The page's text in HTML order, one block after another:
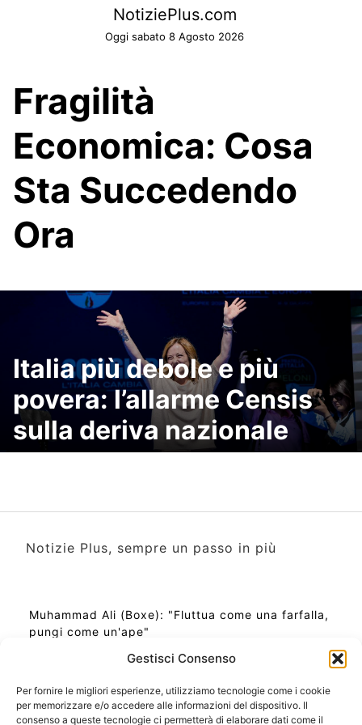
Gestisci Consenso
Per fornire le migliori esperienze, utilizziamo tecnologie come i cookie
per memorizzare e/o accedere alle informazioni del dispositivo. Il
consenso a queste tecnologie ci permetterà di elaborare dati come il
NotiziePlus.com
Oggi sabato 8 Agosto 2026
Fragilità
Economica: Cosa
Sta Succedendo
Ora
Italia più debole e più
povera: l’allarme Censis
sulla deriva nazionale
Notizie Plus, sempre un passo in più
Muhammad Ali (Boxe): "Fluttua come una farfalla,
pungi come un'ape"
Ora Esatta in Italia in questo momento